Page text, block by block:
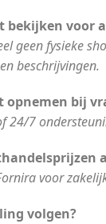
bekijken voor
geen fysieke
beschrijvingen.
opnemen bij
24/7
voor
volgen?